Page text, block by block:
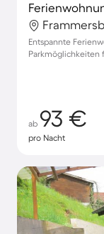
Entspannte
Parkmöglichkeiten
ab 93 €
pro Nacht